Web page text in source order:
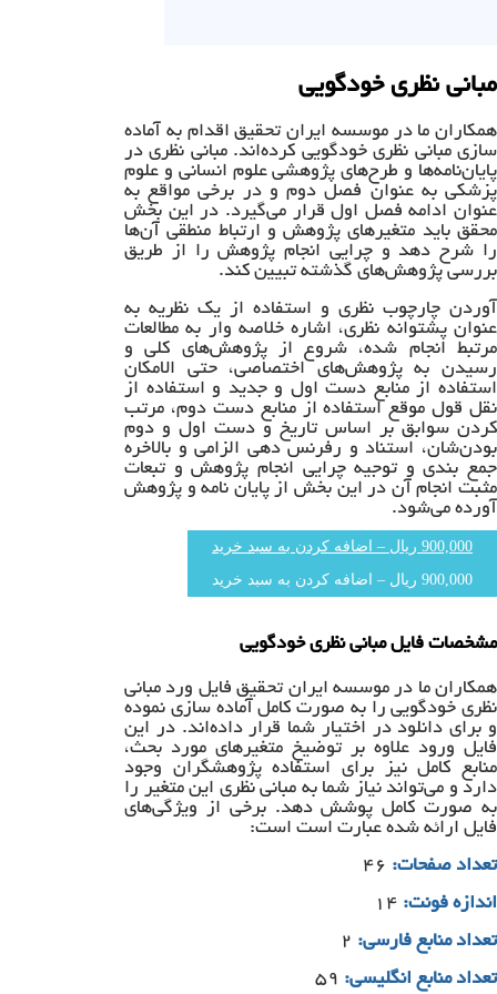
مبانی نظری خودگویی
همکاران ما در موسسه ایران تحقیق اقدام به آماده
سازی مبانی نظری خودگویی کرده‌اند. مبانی نظری در
پایان‌نامه‌ها و طرح‌های پژوهشی علوم انسانی و علوم
پزشکی به عنوان فصل دوم و در برخی مواقع به
عنوان ادامه فصل اول قرار می‌گیرد. در این بخش
محقق باید متغیرهای پژوهش و ارتباط منطقی آن‌ها
را شرح دهد و چرایی انجام پژوهش را از طریق
بررسی پژوهش‌های گذشته تبیین کند.
آوردن چارچوب نظری و استفاده از یک نظریه به
عنوان پشتوانه نظری، اشاره خلاصه وار به مطالعات
مرتبط انجام شده، شروع از پژوهش‌های کلی و
رسیدن به پژوهش‌های اختصاصی، حتی الامکان
استفاده از منابع دست اول و جدید و استفاده از
نقل قول موقع استفاده از منابع دست دوم، مرتب
کردن سوابق بر اساس تاریخ و دست اول و دوم
بودن‌شان، استناد و رفرنس دهی الزامی و بالاخره
جمع بندی و توجیه چرایی انجام پژوهش و تبعات
مثبت انجام آن در این بخش از پایان نامه و پژوهش
آورده می‌شود.
900,000 ریال – اضافه کردن به سبد خرید
مشخصات فایل مبانی نظری خودگویی
همکاران ما در موسسه ایران تحقیق فایل ورد مبانی
نظری خودگویی را به صورت کامل آماده سازی نموده
و برای دانلود در اختیار شما قرار داده‌اند. در این
فایل ورود علاوه بر توضیخ متغیرهای مورد بحث،
منابع کامل نیز برای استفاده پژوهشگران وجود
دارد و می‌تواند نیاز شما به مبانی نظری این متغیر را
به صورت کامل پوشش دهد. برخی از ویژگی‌های
فایل ارائه شده عبارت است است:
تعداد صفحات: ۴۶
اندازه فونت: ۱۴
تعداد منابع فارسی: ۲
تعداد منابع انگلیسی: ۵۹